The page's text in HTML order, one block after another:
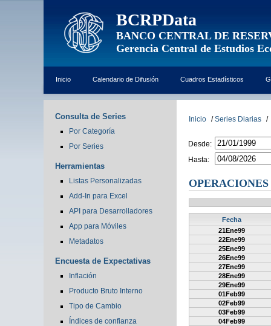
BCRPData
BANCO CENTRAL DE
Gerencia Central de Estudios
Inicio Calendario de Difusión Cuadros Estadísticos
Consulta de Series
Por Categoría
Por Series
Herramientas
Listas Personalizadas
Add-In para Excel
API para Desarrolladores
App para Móviles
Metadatos
Encuesta de Expectativas
Inflación
Producto Bruto Interno
Tipo de Cambio
Índices de confianza
Inicio / Series Diarias /
Desde:
Hasta:
Fecha
21Ene99
22Ene99
25Ene99
26Ene99
27Ene99
28Ene99
29Ene99
01Feb99
02Feb99
03Feb99
04Feb99